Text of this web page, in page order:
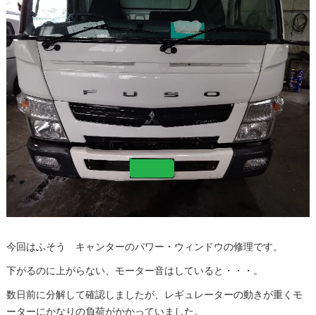
今回はふそう キャンターのパワー・ウィンドウの修理です。
下がるのに上がらない、モーター音はしていると・・・。
数日前に分解して確認しましたが、レギュレーターの動きが重くモ
ーターにかなりの負荷がかかっていました。